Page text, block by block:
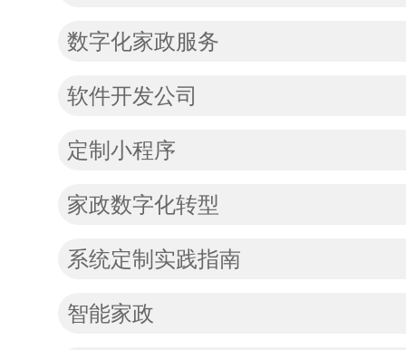
数字化家政服务
软件开发公司
定制小程序
家政数字化转型
系统定制实践指南
智能家政